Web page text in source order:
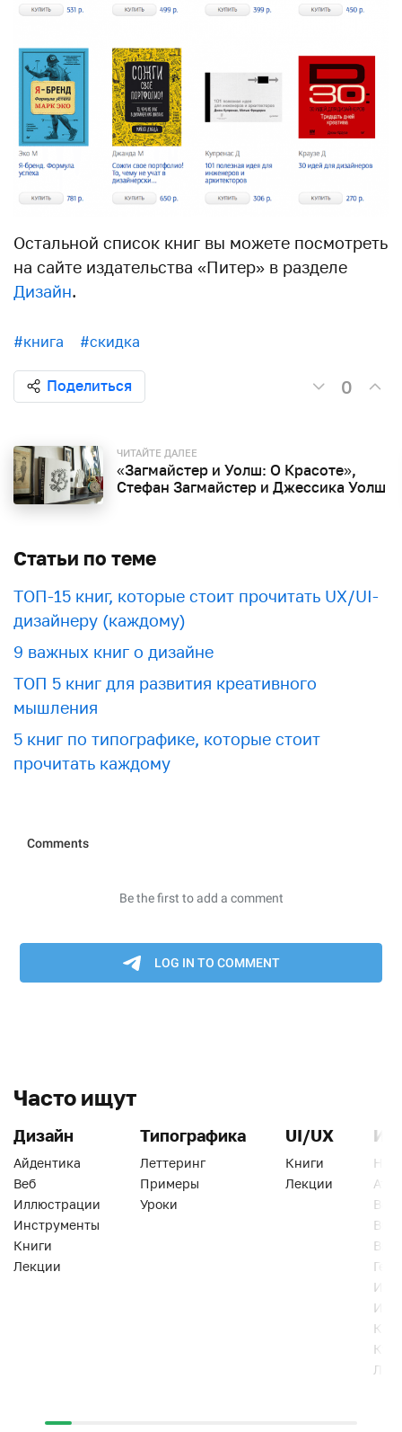
Остальной список книг вы можете посмотреть
на сайте издательства «Питер» в разделе
Дизайн.
#книга #скидка
Поделиться 0
ЧИТАЙТЕ ДАЛЕЕ
«Загмайстер и Уолш: О Красоте»,
Стефан Загмайстер и Джессика Уолш
Статьи по теме
ТОП-15 книг, которые стоит прочитать UX/UI-
дизайнеру (каждому)
9 важных книг о дизайне
ТОП 5 книг для развития креативного
мышления
5 книг по типографике, которые стоит
прочитать каждому
Часто ищут
Дизайн
Айдентика
Веб
Иллюстрации
Инструменты
Книги
Лекции
Типографика
Леттеринг
Примеры
Уроки
UI/UX
Книги
Лекции
Веб